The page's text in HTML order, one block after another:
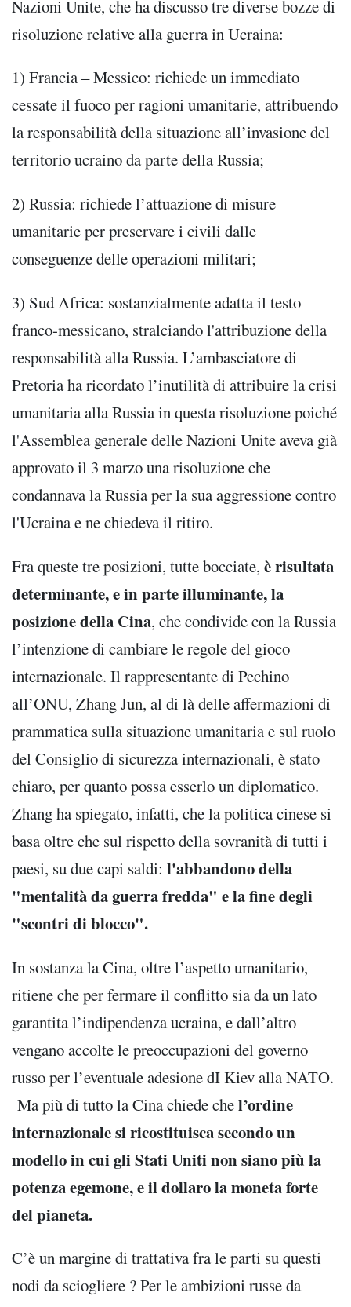
Nazioni Unite, che ha discusso tre diverse bozze di
risoluzione relative alla guerra in Ucraina:
1) Francia – Messico: richiede un immediato
cessate il fuoco per ragioni umanitarie, attribuendo
la responsabilità della situazione all’invasione del
territorio ucraino da parte della Russia;
2) Russia: richiede l’attuazione di misure
umanitarie per preservare i civili dalle
conseguenze delle operazioni militari;
3) Sud Africa: sostanzialmente adatta il testo
franco-messicano, stralciando l'attribuzione della
responsabilità alla Russia. L’ambasciatore di
Pretoria ha ricordato l’inutilità di attribuire la crisi
umanitaria alla Russia in questa risoluzione poiché
l'Assemblea generale delle Nazioni Unite aveva già
approvato il 3 marzo una risoluzione che
condannava la Russia per la sua aggressione contro
l'Ucraina e ne chiedeva il ritiro.
Fra queste tre posizioni, tutte bocciate, è risultata
determinante, e in parte illuminante, la
posizione della Cina, che condivide con la Russia
l’intenzione di cambiare le regole del gioco
internazionale. Il rappresentante di Pechino
all’ONU, Zhang Jun, al di là delle affermazioni di
prammatica sulla situazione umanitaria e sul ruolo
del Consiglio di sicurezza internazionali, è stato
chiaro, per quanto possa esserlo un diplomatico.
Zhang ha spiegato, infatti, che la politica cinese si
basa oltre che sul rispetto della sovranità di tutti i
paesi, su due capi saldi: l'abbandono della
"mentalità da guerra fredda" e la fine degli
"scontri di blocco".
In sostanza la Cina, oltre l’aspetto umanitario,
ritiene che per fermare il conflitto sia da un lato
garantita l’indipendenza ucraina, e dall’altro
vengano accolte le preoccupazioni del governo
russo per l’eventuale adesione dI Kiev alla NATO.
Ma più di tutto la Cina chiede chel’ordine
internazionale si ricostituisca secondo un
modello in cui gli Stati Uniti non siano più la
potenza egemone, e il dollaro la moneta forte
del pianeta.
C’è un margine di trattativa fra le parti su questi
nodi da sciogliere ? Per le ambizioni russe da